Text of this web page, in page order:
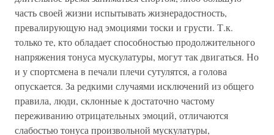
часть своей жизни испытывать жизнерадостность,
превалирующую над эмоциями тоски и грусти. Т.к.
только те, кто обладает способностью продолжительного
напряжения тонуса мускулатуры, могут так двигаться. Но
и у спортсмена в печали плечи сутулятся, а голова
опускается. За редкими случаями исключений из общего
правила, люди, склонные к достаточно частому
переживанию отрицательных эмоций, отличаются
слабостью тонуса произвольной мускулатуры,